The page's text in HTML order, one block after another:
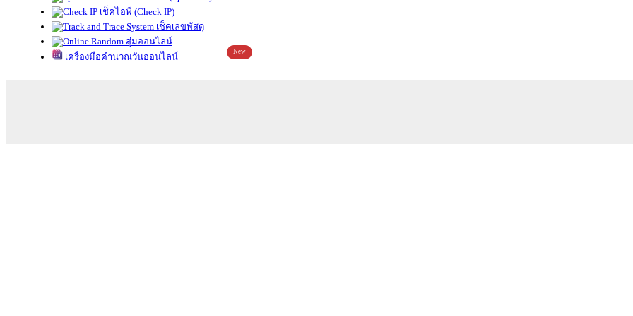
เช็คไอพี (Check IP)
เช็คเลขพัสดุ
สุ่มออนไลน์
เครื่องมือคำนวณวันออนไลน์
New